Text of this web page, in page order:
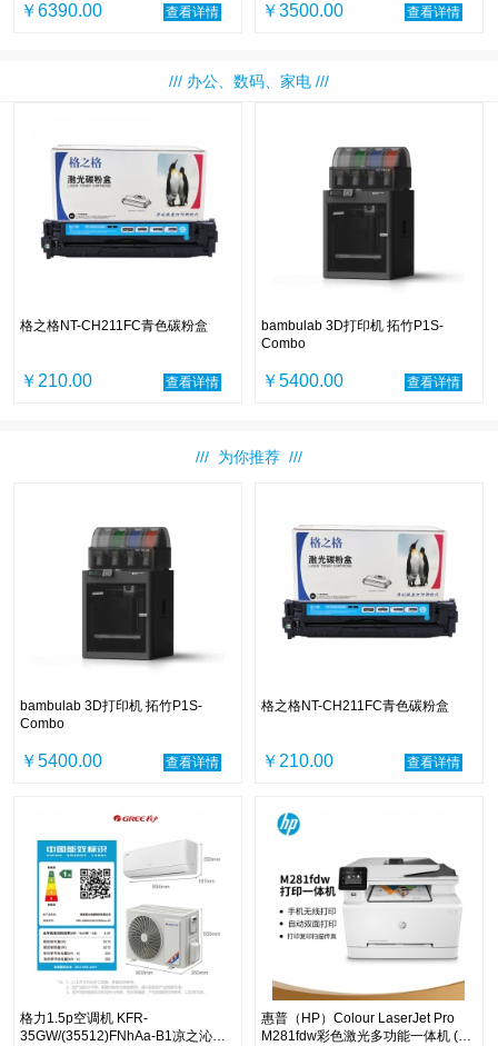
￥6390.00 查看详情 ￥3500.00 查看详情
/// 办公、数码、家电 ///
格之格NT-CH211FC青色碳粉盒
￥210.00 查看详情
bambulab 3D打印机 拓竹P1S-
Combo
￥5400.00 查看详情
/// 为你推荐 ///
bambulab 3D打印机 拓竹P1S-
Combo
￥5400.00 查看详情
格之格NT-CH211FC青色碳粉盒
￥210.00 查看详情
格力1.5p空调机 KFR-
35GW/(35512)FNhAa-B1凉之沁一
惠普（HP）Colour LaserJet Pro
M281fdw彩色激光多功能一体机 (打